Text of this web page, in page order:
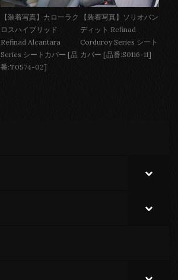
【装着写真】カローラク
ロスハイブリッド
Refinad Alcantara
Series シートカバー [品
番:T0574-02]
【装着写真】ソリオバン
ディット Refinad
Corduroy Series シート
カバー [品番:S0116-11]